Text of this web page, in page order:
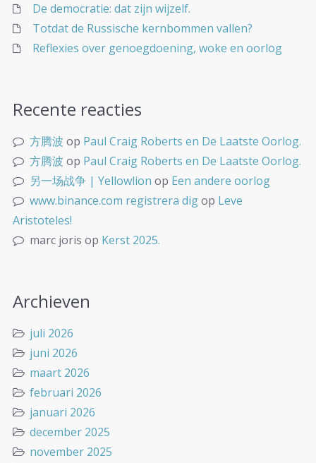
De democratie: dat zijn wijzelf.
Totdat de Russische kernbommen vallen?
Reflexies over genoegdoening, woke en oorlog
Recente reacties
方腾波 op Paul Craig Roberts en De Laatste Oorlog.
方腾波 op Paul Craig Roberts en De Laatste Oorlog.
另一场战争 | Yellowlion op Een andere oorlog
www.binance.com registrera digop Leve
Aristoteles!
marc joris op Kerst 2025.
Archieven
juli 2026
juni 2026
maart 2026
februari 2026
januari 2026
december 2025
november 2025